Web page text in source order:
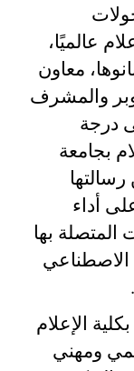
عالميًا،
معاون
والمشرف
درجة
بجامعة
أداء
المتصلة بها
الاصطناعي
.
الإعلام
ومهني